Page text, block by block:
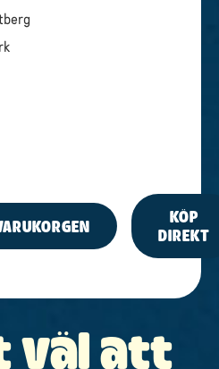
KÖP
DIREKT
väl att